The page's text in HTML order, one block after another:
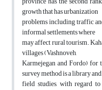
growth that has urbanization
problems including traffic
informal settlements where
may affect rural tourism.
villages (Vashnoveh,
Karmejegan and Fordo) for
survey method is a library and
field studies, with regard